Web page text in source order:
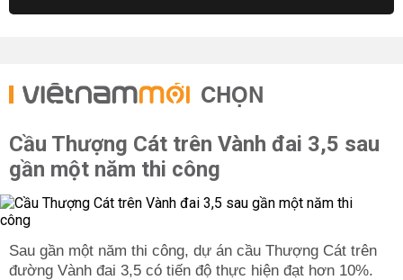
CHỌN
Cầu Thượng Cát trên Vành đai 3,5 sau
gần một năm thi công
Sau gần một năm thi công, dự án cầu Thượng Cát trên
đường Vành đai 3,5 có tiến độ thực hiện đạt hơn 10%.